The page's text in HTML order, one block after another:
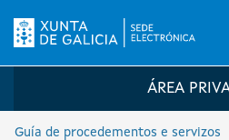
Logo da Sede
ÁREA
Guía de procedementos e servizos